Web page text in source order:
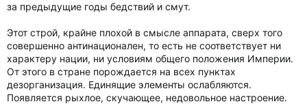
за предыдущие годы бедствий и смут.
Этот строй, крайне плохой в смысле аппарата, сверх того
совершенно антинационален, то есть не соответствует ни
характеру нации, ни условиям общего положения Империи.
От этого в стране порождается на всех пунктах
дезорганизация. Единящие элементы ослабляются.
Появляется рыхлое, скучающее, недовольное настроение.